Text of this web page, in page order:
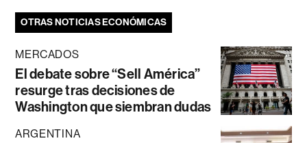
OTRAS NOTICIAS ECONÓMICAS
MERCADOS
El debate sobre “Sell América”
resurge tras decisiones de
Washington que siembran dudas
ARGENTINA